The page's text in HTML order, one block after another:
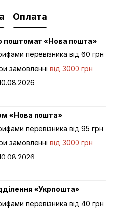
Оплата
поштомат «Нова пошта»
перевізника від 60 грн
замовленні від 3000 грн
«Нова пошта»
перевізника від 95 грн
замовленні від 3000 грн
«Укрпошта»
перевізника від 40 грн